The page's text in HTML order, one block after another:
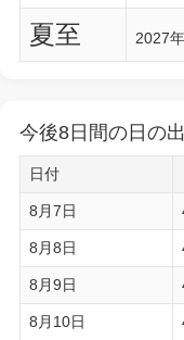
夏至
2027
今後8日間の日の
日付
8月7日
8月8日
8月9日
8月10日